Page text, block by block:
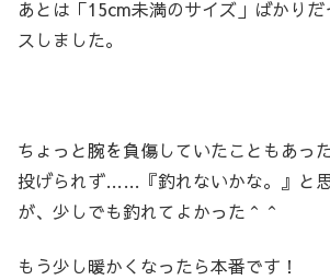
あとは「15cm未満のサイズ」ばかり
スしました。
ちょっと腕を負傷していたこともあっ
投げられず……『釣れないかな。』と
が、少しでも釣れてよかった＾＾
もう少し暖かくなったら本番です！